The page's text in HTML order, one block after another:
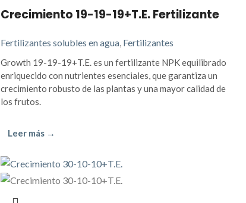
Crecimiento 19-19-19+T.E. Fertilizante
Fertilizantes solubles en agua, Fertilizantes
Growth 19-19-19+T.E. es un fertilizante NPK equilibrado
enriquecido con nutrientes esenciales, que garantiza un
crecimiento robusto de las plantas y una mayor calidad de
los frutos.
Leer más →